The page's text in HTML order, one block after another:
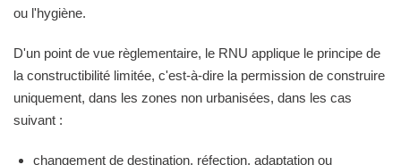
ou l'hygiène.
D'un point de vue règlementaire, le RNU applique le principe de
la constructibilité limitée, c'est-à-dire la permission de construire
uniquement, dans les zones non urbanisées, dans les cas
suivant :
changement de destination, réfection, adaptation ou